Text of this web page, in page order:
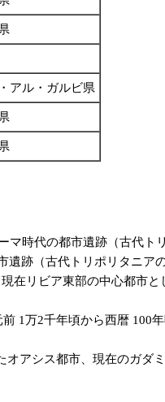
アル・ガルビ県
マ時代の都市遺跡（古代
遺跡（古代トリポリタニ
在リビア東部の中心都市
1万2千年頃から西暦
オアシス都市、現在のガダ